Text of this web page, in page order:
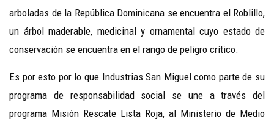
arboladas de la República Dominicana se encuentra el Roblillo,
un árbol maderable, medicinal y ornamental cuyo estado de
conservación se encuentra en el rango de peligro crítico.
Es por esto por lo que Industrias San Miguel como parte de su
programa de responsabilidad social se une a través del
programa Misión Rescate Lista Roja, al Ministerio de Medio